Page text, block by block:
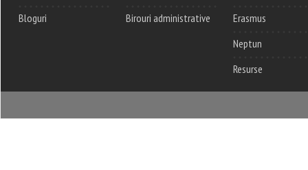
Bloguri
Birouri administrative
Erasmus
Neptun
Resurse